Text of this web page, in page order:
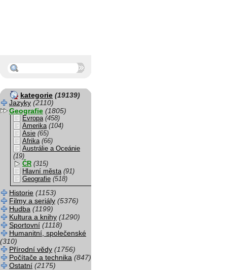
kategorie (19139)
Jazyky (2110)
Geografie (1805)
Evropa (458)
Amerika (104)
Asie (65)
Afrika (66)
Austrálie a Oceánie
(19)
ČR (315)
Hlavní města (91)
Geografie (518)
Historie (1153)
Filmy a seriály (5376)
Hudba (1199)
Kultura a knihy (1290)
Sportovní (1118)
Humanitní, společenské
(310)
Přírodní vědy (1756)
Počítače a technika (847)
Ostatní (2175)